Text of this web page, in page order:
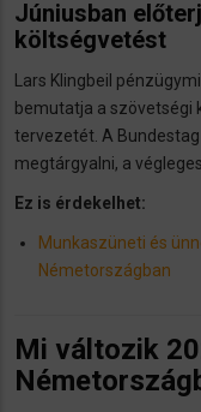
Júniusban
költségvetést
Lars Klingbeil
bemutatja a szövetségi
tervezetét. A
megtárgyalni, a
Ez is érdekelhet:
Munkaszüneti és
Németországban
Mi változik